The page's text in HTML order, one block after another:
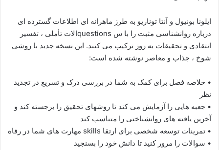
ایلونا بونیول و آنتا توناریو به طرز ماهرانه ای اطلاعات گسترده ای
درباره روانشناسی مثبت را با س questionsالات تأملی ، تفسیر
انتقادی و تحقیقات به روز ترکیب می کنند. این نسخه جدید با روشی
شوخ ، جذاب و معاصر نوشته شده است:
• خلاصه فصل برای کمک به شما در بررسی درک و تسریع در تجدید
نظر
• جعبه هایی را آزمایش می کند تا روشهای تحقیق را برجسته کند و
آخرین یافته های روانشناختی را متناسب کند
• تمرینات توسعه شخصی برای ارتقا skills مهارت های شما در رفاه
• سوالات را مرور کنید تا دانش خود را بسنجید